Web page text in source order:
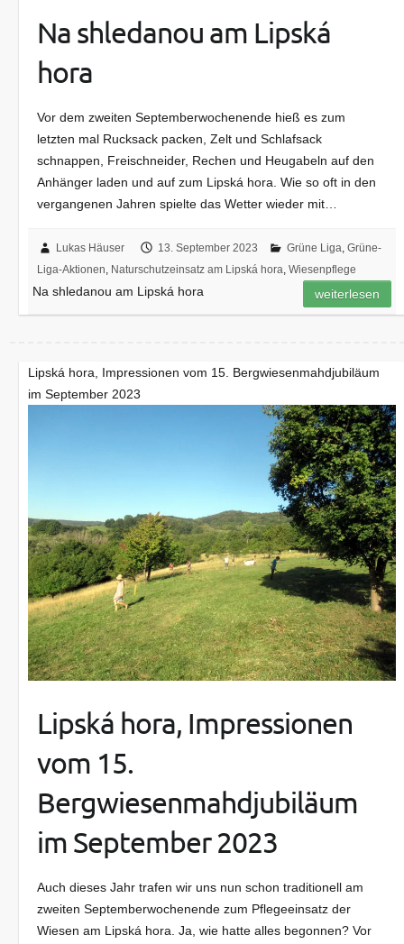
Na shledanou am Lipská
hora
Vor dem zweiten Septemberwochenende hieß es zum
letzten mal Rucksack packen, Zelt und Schlafsack
schnappen, Freischneider, Rechen und Heugabeln auf den
Anhänger laden und auf zum Lipská hora. Wie so oft in den
vergangenen Jahren spielte das Wetter wieder mit…
Lukas Häuser 13. September 2023 Grüne Liga,Grüne-
Liga-Aktionen, Naturschutzeinsatz am Lipská hora,Wiesenpflege
Na shledanou am Lipská hora weiterlesen
Lipská hora, Impressionen vom 15. Bergwiesenmahdjubiläum
im September 2023
Lipská hora, Impressionen
vom 15.
Bergwiesenmahdjubiläum
im September 2023
Auch dieses Jahr trafen wir uns nun schon traditionell am
zweiten Septemberwochenende zum Pflegeeinsatz der
Wiesen am Lipská hora. Ja, wie hatte alles begonnen? Vor